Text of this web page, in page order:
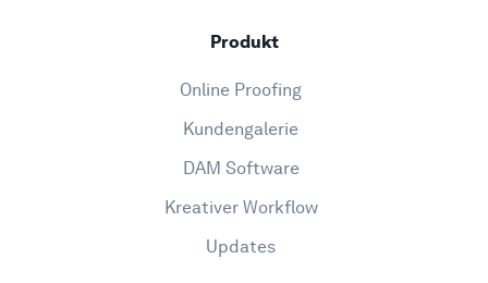
Produkt
Online Proofing
Kundengalerie
DAM Software
Kreativer Workflow
Updates